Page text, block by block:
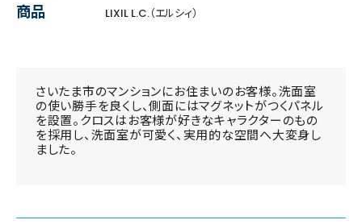
商品
LIXIL L.C.（エルシィ）
さいたま市のマンションにお住まいのお客様。洗面室
の使い勝手を良くし、側面にはマグネットがつくパネル
を設置。クロスはお客様が好きなキャラクターのもの
を採用し、洗面室が可愛く、実用的な空間へ大変身し
ました。